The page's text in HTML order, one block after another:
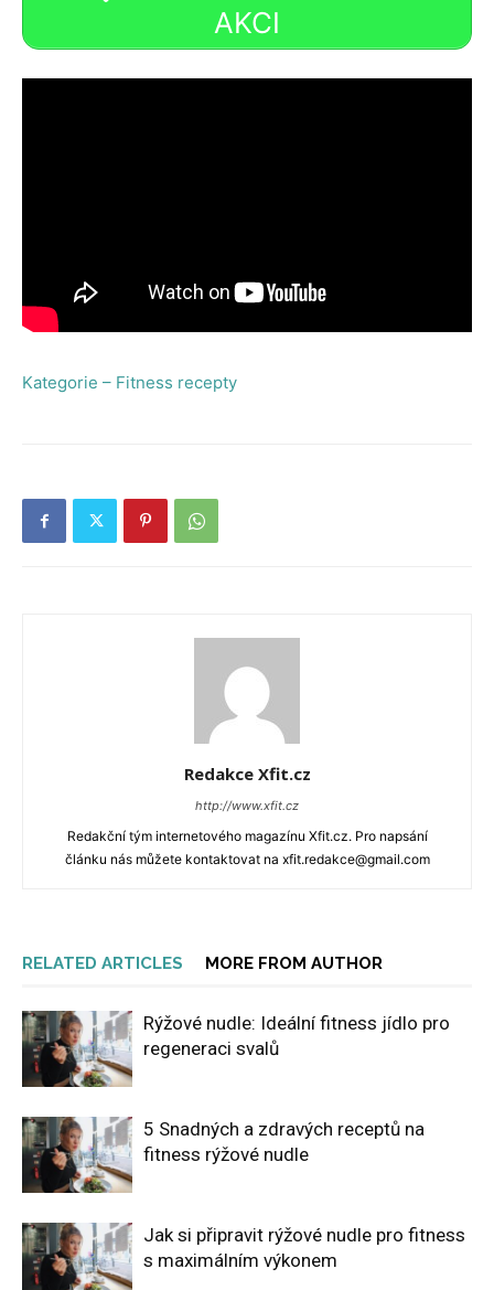
AKCI
Kategorie – Fitness recepty
Redakce Xfit.cz
http://www.xfit.cz
Redakční tým internetového magazínu Xfit.cz. Pro napsání
článku nás můžete kontaktovat na xfit.redakce@gmail.com
RELATED ARTICLES MORE FROM AUTHOR
Rýžové nudle: Ideální fitness jídlo pro
regeneraci svalů
5 Snadných a zdravých receptů na
fitness rýžové nudle
Jak si připravit rýžové nudle pro fitness
s maximálním výkonem